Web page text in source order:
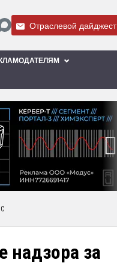
Отраслевой дайджест
надзора за